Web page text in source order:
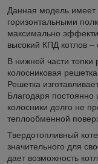
Данная модель имеет
горизонтальными
максимально
высокий КПД котлов –
В нижней части топки
колосниковая
Решетка
Благодаря
колосники долго не
теплообменной
Твердотопливный
значительного для
дает возможность